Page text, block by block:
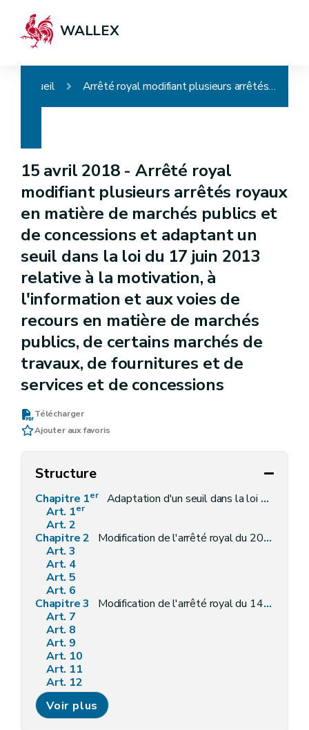
WALLEX
Accueil Arrêté royal modifiant plusieurs arrêtés royaux en matière de marchés publics et de concessions et adaptant un seuil dans la loi du 17 juin 2013 relative à la motivation, à l'information et aux voies de recours en matière de marchés publics, de certains marchés de travaux, de fournitures et de services et de concessions
15 avril 2018 -Arrêté royal
modifiant plusieurs arrêtés royaux
en matière de marchés publics et
de concessions et adaptant un
seuil dans la loi du 17 juin 2013
relative à la motivation, à
l'information et aux voies de
recours en matière de marchés
publics, de certains marchés de
travaux, de fournitures et de
services et de concessions
Télécharger
Ajouter aux favoris
Structure
Chapitre 1er
Adaptation d'un seuil dans la loi du 17 juin 2013 relative à la motivation, à l'information et aux voies de recours en matière de marchés publics, de certains marchés de travaux, de fournitures et de services et de concessions
Art. 1er
Art. 2
Chapitre 2
Modification de l'arrêté royal du 20 décembre 2010 relatif à la promotion de véhicules de transport routier propres et économes en énergie dans le cadre des marchés publics
Art. 3
Art. 4
Art. 5
Art. 6
Chapitre 3
Modification de l'arrêté royal du 14 janvier 2013 établissant les règles générales d'exécution des marchés publics
Art. 7
Art. 8
Art. 9
Art. 10
Art. 11
Art. 12
Art. 13
Art. 14
Chapitre 4 Modification de l'arrêté royal du 3 avril 2013 relatif à l'intervention du Conseil des ministres, aux délégations de pouvoir et aux habilitations en matière de passation et d'exécution des marchés publics, des concours de projets et des concessions de travaux publics au niveau fédéral
Voir plus